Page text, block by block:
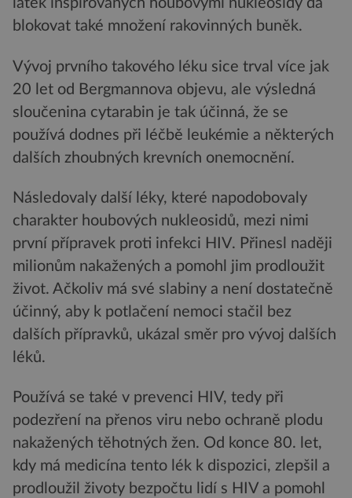
látek inspirovaných houbovými nukleosidy dá
blokovat také množení rakovinných buněk.
Vývoj prvního takového léku sice trval více jak
20 let od Bergmannova objevu, ale výsledná
sloučenina cytarabin je tak účinná, že se
používá dodnes při léčbě leukémie a některých
dalších zhoubných krevních onemocnění.
Následovaly další léky, které napodobovaly
charakter houbových nukleosidů, mezi nimi
první přípravek proti infekci HIV. Přinesl naději
milionům nakažených a pomohl jim prodloužit
život. Ačkoliv má své slabiny a není dostatečně
účinný, aby k potlačení nemoci stačil bez
dalších přípravků, ukázal směr pro vývoj dalších
léků.
Používá se také v prevenci HIV, tedy při
podezření na přenos viru nebo ochraně plodu
nakažených těhotných žen. Od konce 80. let,
kdy má medicína tento lék k dispozici, zlepšil a
prodloužil životy bezpočtu lidí s HIV a pomohl